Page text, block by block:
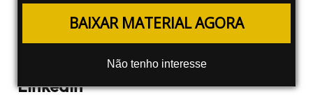
BAIXAR MATERIAL AGORA
Não tenho interesse
Conheça a nova maneira de
direcionar o tráfego externo no
Linkedin